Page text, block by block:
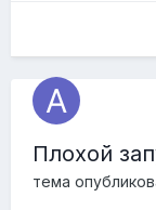
Плохой
тема